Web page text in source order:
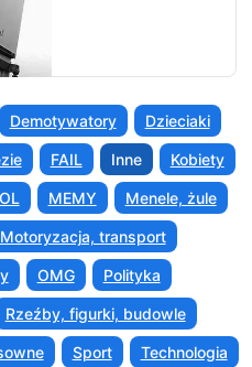
Demotywatory Dzieciaki
FAIL Inne Kobiety
MEMY Menele, żule
Motoryzacja, transport
OMG Polityka
Rzeźby, figurki, budowle
Sport Technologia